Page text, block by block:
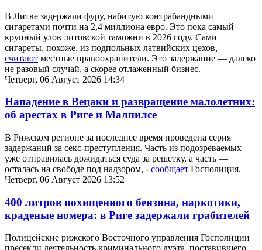
В Литве задержали фуру, набитую контрабандными
сигаретами почти на 2,4 миллиона евро. Это пока самый
крупный улов литовской таможни в 2026 году. Сами
сигареты, похоже, из подпольных латвийских цехов, —
считают местные правоохранители. Это задержание — далеко
не разовый случай, а скорее отлаженный бизнес.
Четверг, 06 Август 2026 14:34
Нападение в Вецаки и развращение малолетних:
об арестах в Риге и Малпилсе
В Рижском регионе за последнее время проведена серия
задержаний за секс-преступления. Часть из подозреваемых
уже отправилась дожидаться суда за решетку, а часть —
осталась на свободе под надзором, - сообщает Госполиция.
Четверг, 06 Август 2026 13:52
400 литров похищенного бензина, наркотики,
краденые номера: в Риге задержали грабителей
Полицейские рижского Восточного управления Госполиции